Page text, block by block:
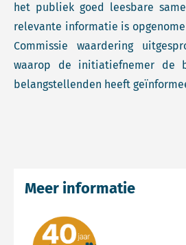
het publiek goed leesbare
relevante informatie is
Commissie waardering
waarop de initiatiefnemer de
belangstellenden heeft
Meer informatie